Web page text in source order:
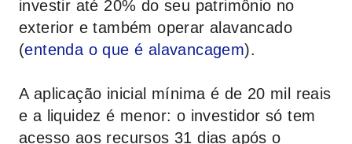
investir até 20% do seu patrimônio no
exterior e também operar alavancado
(entenda o que é alavancagem).
A aplicação inicial mínima é de 20 mil reais
e a liquidez é menor: o investidor só tem
acesso aos recursos 31 dias após o